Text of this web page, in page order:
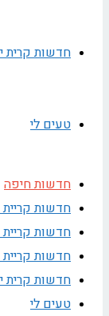
חדשות קרית
טעים לי
חדשות חיפה
חדשות
חדשות קריית
חדשות קריית
חדשות קרית
טעים לי